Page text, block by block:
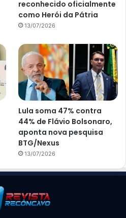
reconhecido oficialmente
como Herói da Pátria
13/07/2026
Lula soma 47% contra
44% de Flávio Bolsonaro,
aponta nova pesquisa
BTG/Nexus
13/07/2026